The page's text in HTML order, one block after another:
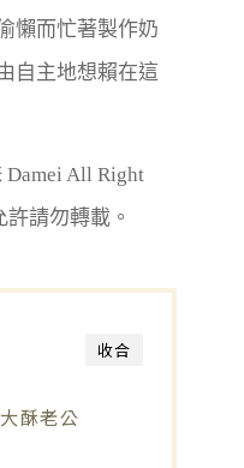
懶而忙著製作奶
自主地想賴在這
All Right
許請勿轉載。
收合
酥老公